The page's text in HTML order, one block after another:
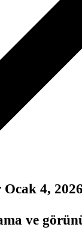
4, 2026
ve